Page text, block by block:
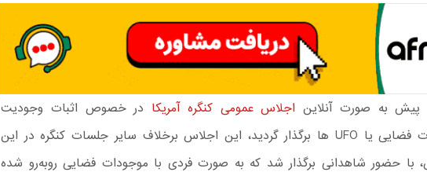
پیش به صورت آنلاین اجلاس عمومی کنگره آمریکا در خصوص اثبات وجودیت
موجودات فضایی یا UFO ها برگذار گردید، این اجلاس برخلاف سایر جلسات کنگره در این
حضور شاهدانی برگذار شد که به صورت فردی با موجودات فضایی روبه‌رو شده